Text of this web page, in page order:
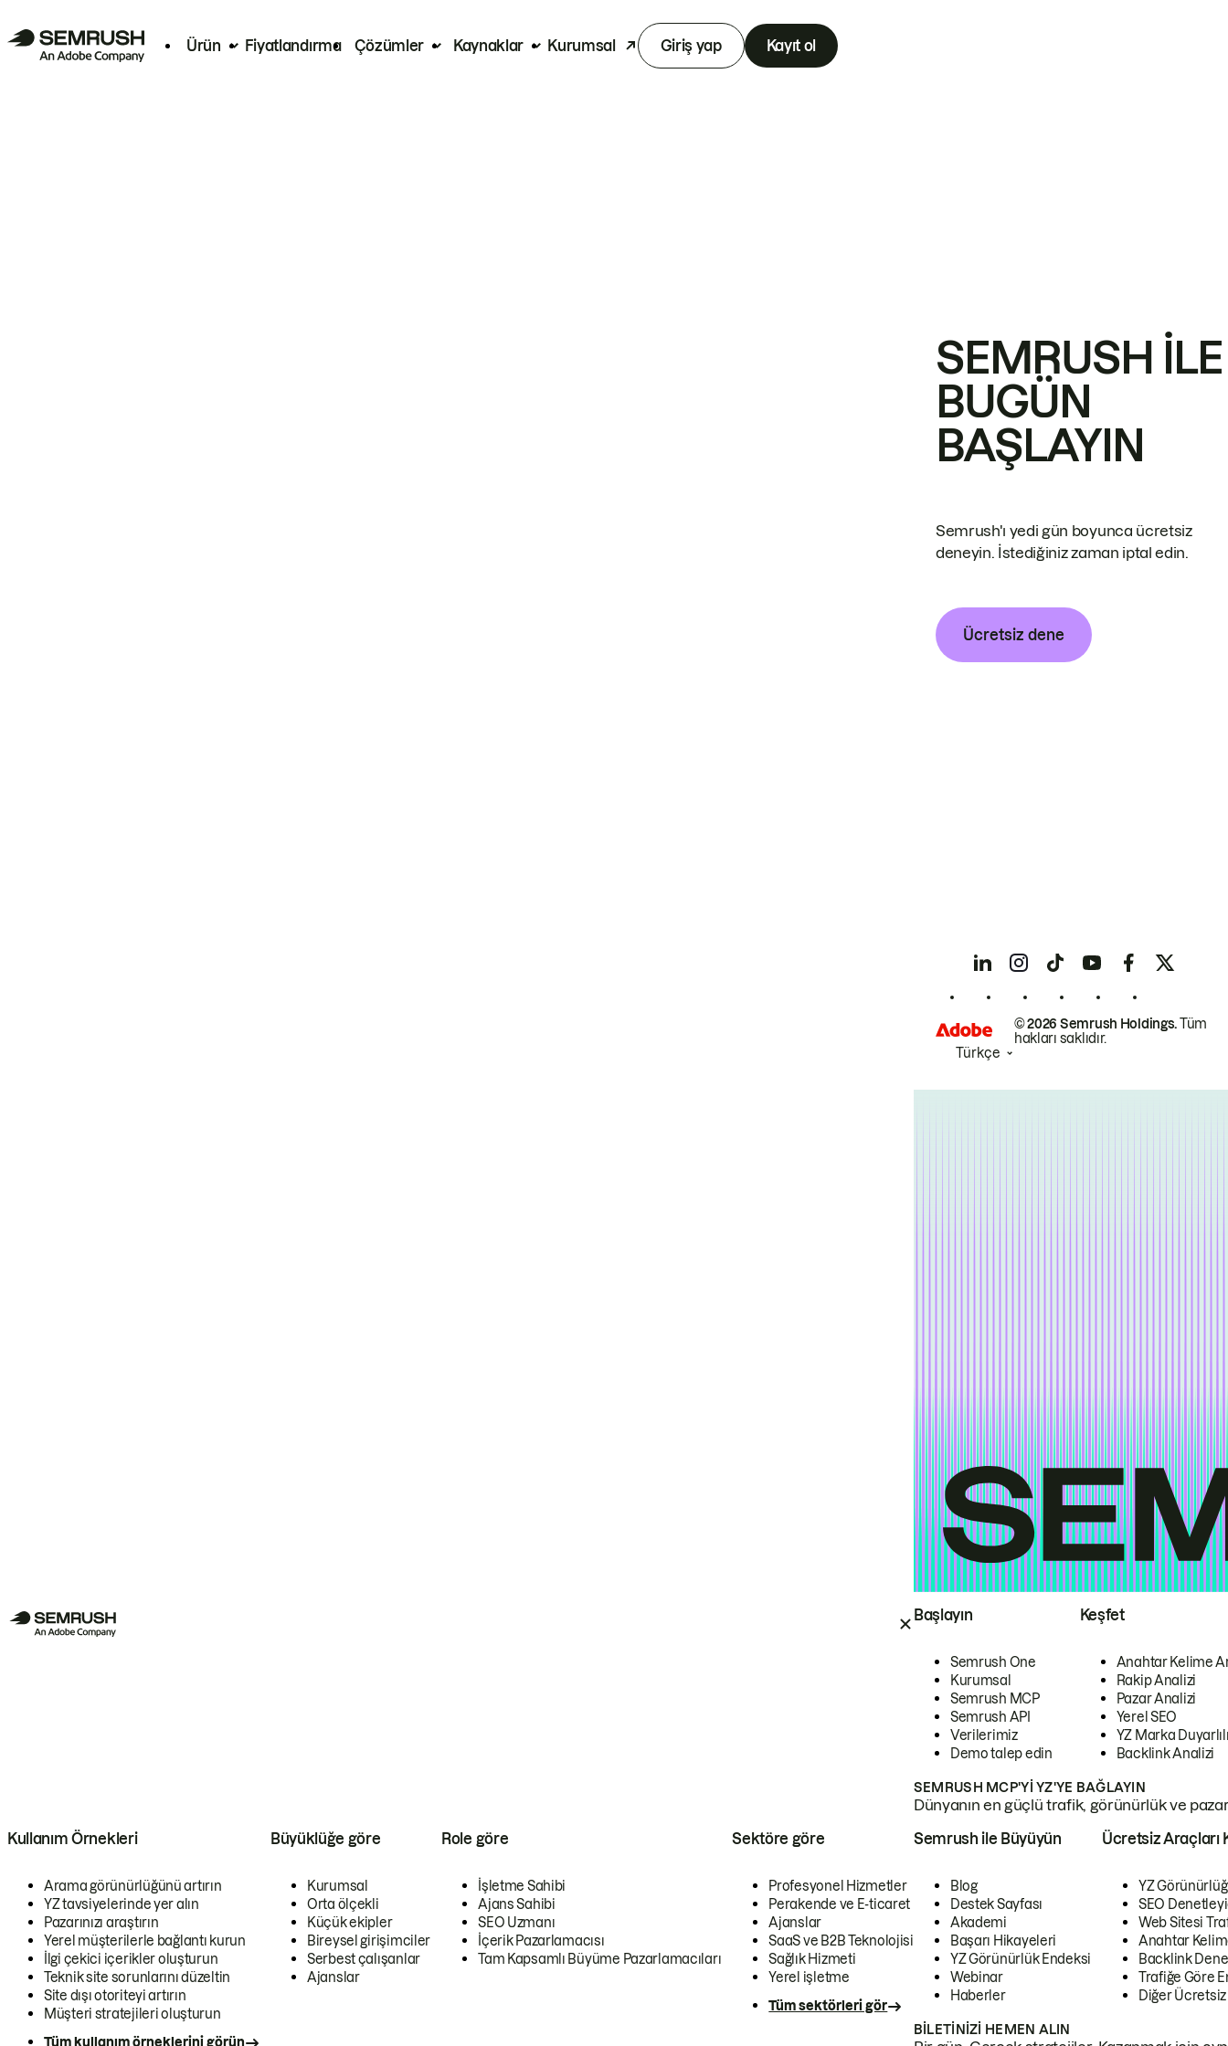
Ürün Fiyatlandırma Çözümler Kaynaklar Kurumsal Giriş yap Kayıt ol
Başlayın
Semrush One
Kurumsal
Semrush MCP
Semrush API
Verilerimiz
Demo talep edin
Keşfet
Anahtar Kelime
Rakip Analizi
Pazar Analizi
Yerel SEO
YZ Marka
Backlink Analizi
SEMRUSH MCP'YI YZ'YE BAĞLAYIN
Dünyanın en güçlü trafik, görünürlük ve
Kullanım Örnekleri
Arama görünürlüğünü artırın
YZ tavsiyelerinde yer alın
Pazarınızı araştırın
Yerel müşterilerle bağlantı kurun
İlgi çekici içerikler oluşturun
Teknik site sorunlarını düzeltin
Site dışı otoriteyi artırın
Müşteri stratejileri oluşturun
Tüm kullanım örneklerini görün
Büyüklüğe göre
Kurumsal
Orta ölçekli
Küçük ekipler
Bireysel girişimciler
Serbest çalışanlar
Ajanslar
Role göre
İşletme Sahibi
Ajans Sahibi
SEO Uzmanı
İçerik Pazarlamacısı
Tam Kapsamlı Büyüme Pazarlamacıları
Sektöre göre
Profesyonel Hizmetler
Perakende ve E-ticaret
Ajanslar
SaaS ve B2B Teknolojisi
Sağlık Hizmeti
Yerel işletme
Tüm sektörleri gör
Semrush ile Büyüyün
Blog
Destek Sayfası
Akademi
Başarı Hikayeleri
YZ Görünürlük Endeksi
Webinar
Haberler
Ücretsiz Araçları
YZ
SEO
Web Sitesi
Anahtar
Backlink
Trafiğe Göre
Diğer
BILETINIZI HEMEN ALIN
SEMRUSH ILE
BUGÜN
BAŞLAYIN
Semrush'ı yedi gün boyunca ücretsiz
deneyin. İstediğiniz zaman iptal edin.
Ücretsiz dene
© 2026 Semrush Holdings.Tüm
hakları saklıdır.
Türkçe